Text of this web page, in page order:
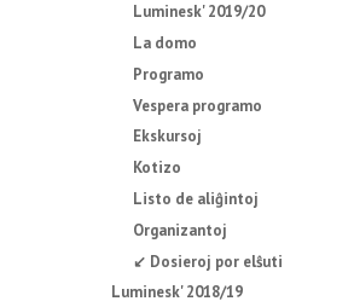
Luminesk' 2019/20
La domo
Programo
Vespera programo
Ekskursoj
Kotizo
Listo de aliĝintoj
Organizantoj
↙ Dosieroj por elŝuti
Luminesk' 2018/19